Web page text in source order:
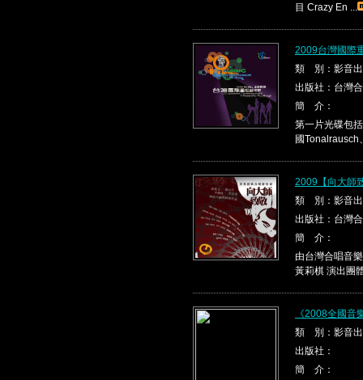
目 Crazy En ...
2009台灣國際
類 別：影音
出版社：台灣
簡 介：
第一片光碟包
國Tonalrausch
2009【向大師
類 別：影音
出版社：台灣
簡 介：
由台灣合唱音
黃莉棋 演出團
《2008全國音
類 別：影音
出版社：
簡 介：